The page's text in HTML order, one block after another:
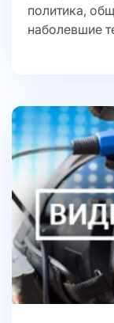
политика,
наболевшие